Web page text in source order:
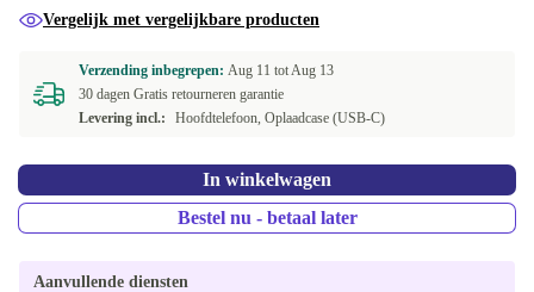
Vergelijk met vergelijkbare producten
Verzending inbegrepen: Aug 11 totAug 13
30 dagen Gratis retourneren garantie
Levering incl.:
Hoofdtelefoon, Oplaadcase (USB-C)
In winkelwagen
Bestel nu - betaal later
Aanvullende diensten